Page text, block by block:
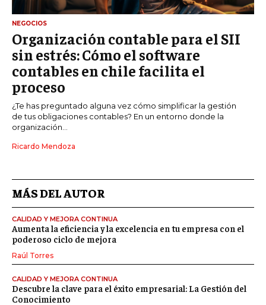
NEGOCIOS
Organización contable para el SII
sin estrés: Cómo el software
contables en chile facilita el
proceso
¿Te has preguntado alguna vez cómo simplificar la gestión
de tus obligaciones contables? En un entorno donde la
organización...
Ricardo Mendoza
MÁS DEL AUTOR
CALIDAD Y MEJORA CONTINUA
Aumenta la eficiencia y la excelencia en tu empresa con el
poderoso ciclo de mejora
Raúl Torres
CALIDAD Y MEJORA CONTINUA
Descubre la clave para el éxito empresarial: La Gestión del
Conocimiento